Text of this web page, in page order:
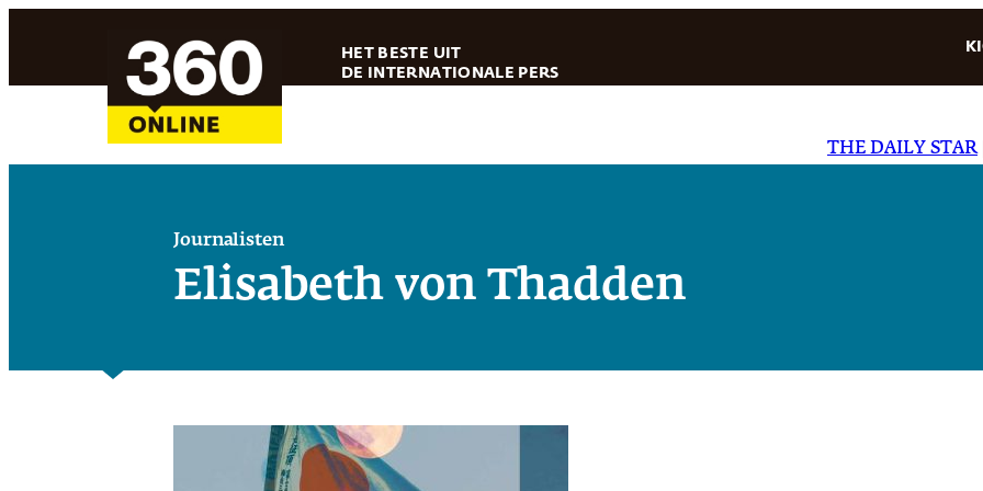
HET BESTE UIT
DE INTERNATIONALE PERS
THE DAILY STAR|
Journalisten
Elisabeth von Thadden